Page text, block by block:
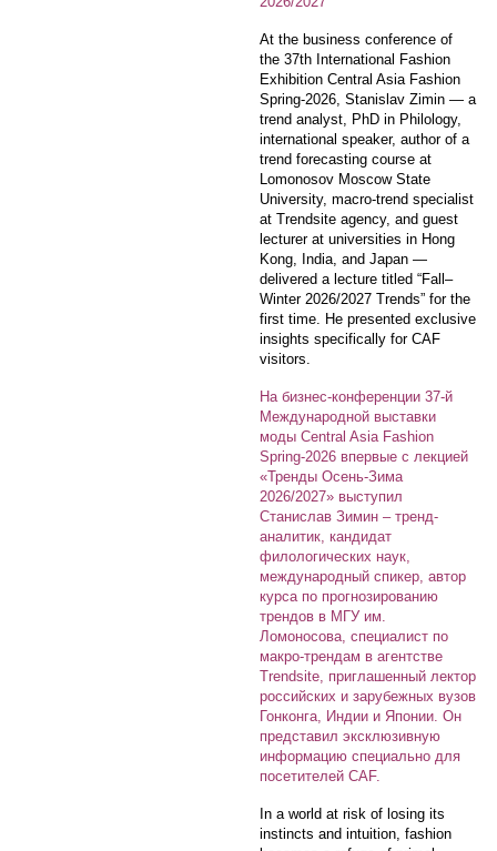
At the business conference of
the 37th International Fashion
Exhibition Central Asia Fashion
Spring-2026, Stanislav Zimin — a
trend analyst, PhD in Philology,
international speaker, author of a
trend forecasting course at
Lomonosov Moscow State
University, macro-trend specialist
at Trendsite agency, and guest
lecturer at universities in Hong
Kong, India, and Japan —
delivered a lecture titled “Fall–
Winter 2026/2027 Trends” for the
first time. He presented exclusive
insights specifically for CAF
visitors.
На бизнес-конференции 37-й
Международной выставки
моды Central Asia Fashion
Spring-2026 впервые с лекцией
«Тренды Осень-Зима
2026/2027» выступил
Станислав Зимин – тренд-
аналитик, кандидат
филологических наук,
международный спикер, автор
курса по прогнозированию
трендов в МГУ им.
Ломоносова, специалист по
макро-трендам в агентстве
Trendsite, приглашенный лектор
российских и зарубежных вузов
Гонконга, Индии и Японии. Он
представил эксклюзивную
информацию специально для
посетителей CAF.
In a world at risk of losing its
instincts and intuition, fashion